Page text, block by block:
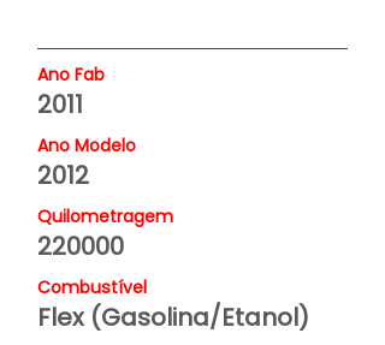
Ano Fab
2011
Ano Modelo
2012
Quilometragem
220000
Combustível
Flex (Gasolina/Etanol)